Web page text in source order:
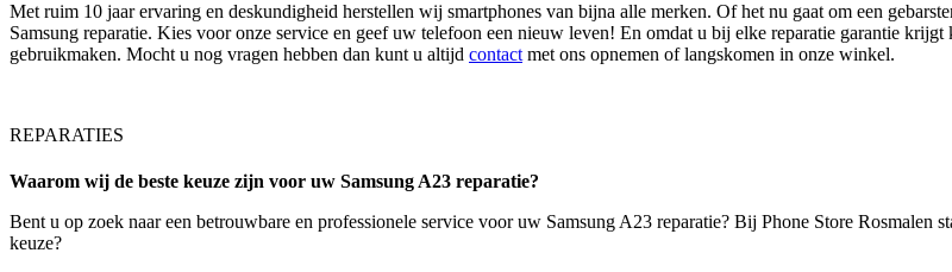
Met ruim 10 jaar ervaring en deskundigheid herstellen wij smartphones van bijna alle merken. Of het nu gaat om een
Samsung reparatie. Kies voor onze service en geef uw telefoon een nieuw leven! En omdat u bij elke reparatie garantie
gebruikmaken. Mocht u nog vragen hebben dan kunt u altijd contact met ons opnemen of langskomen in onze winkel.
REPARATIES
Waarom wij de beste keuze zijn voor uw Samsung A23 reparatie?
Bent u op zoek naar een betrouwbare en professionele service voor uw Samsung A23 reparatie? Bij Phone Store
keuze?